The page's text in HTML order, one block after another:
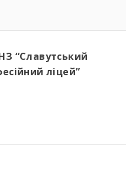
“Славутський
ліцей”